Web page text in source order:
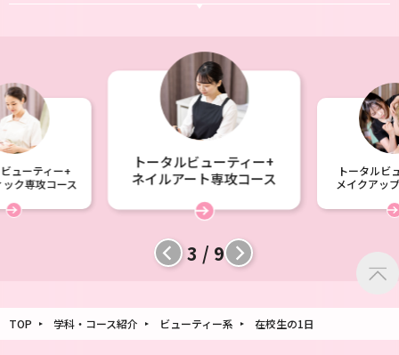
ューティー+
ク専攻コース
トータルビューティー+
ネイルアート専攻コース
トータルビ
メイクアッ
3 / 9
TOP 学科・コース紹介 ビューティー系 在校生の1日